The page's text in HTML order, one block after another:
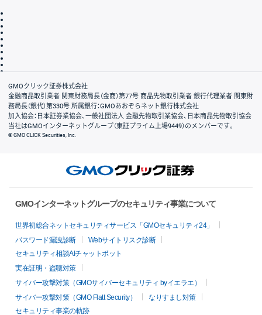
会社案内
GMOクリック証券株式会社
金融商品取引業者 関東財務局長（金商）第77号 商品先物取引業者 銀行代理業者 関東財
務局長（銀代）第330号 所属銀行：GMOあおぞらネット銀行株式会社
加入協会：日本証券業協会、一般社団法人 金融先物取引業協会、日本商品先物取引協会
当社はGMOインターネットグループ（東証プライム上場9449）のメンバーです。
© GMO CLICK Securities, Inc.
GMOインターネットグループのセキュリティ事業について
世界初総合ネットセキュリティサービス「GMOセキュリティ24」
パスワード漏洩診断
Webサイトリスク診断
セキュリティ相談AIチャットボット
実在証明・盗聴対策
サイバー攻撃対策（GMOサイバーセキュリティ byイエラエ）
サイバー攻撃対策（GMO Flatt Security）
なりすまし対策
セキュリティ事業の軌跡